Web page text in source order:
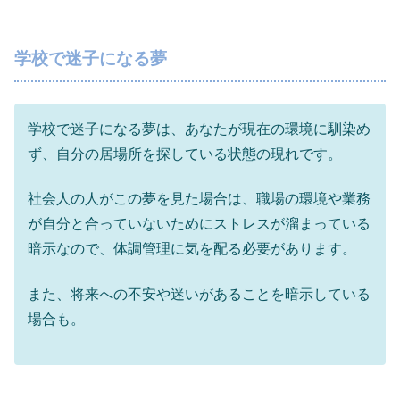
学校で迷子になる夢
学校で迷子になる夢は、あなたが現在の環境に馴染め
ず、自分の居場所を探している状態の現れです。
社会人の人がこの夢を見た場合は、職場の環境や業務
が自分と合っていないためにストレスが溜まっている
暗示なので、体調管理に気を配る必要があります。
また、将来への不安や迷いがあることを暗示している
場合も。